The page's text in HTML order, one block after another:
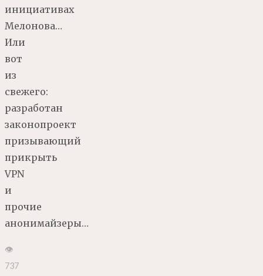
инициативах
Мелонова…
Или
вот
из
свежего:
разработан
законопроект
призывающий
прикрыть
VPN
и
прочие
анонимайзеры…
👁
737